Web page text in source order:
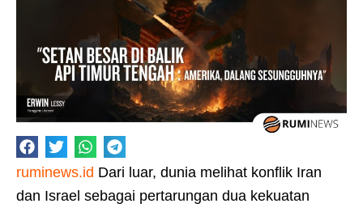
ruminews.id Dari luar, dunia melihat konflik Iran
dan Israel sebagai pertarungan dua kekuatan